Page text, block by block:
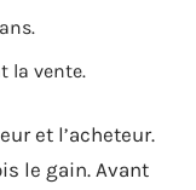
la vente.
et l’acheteur.
le gain. Avant